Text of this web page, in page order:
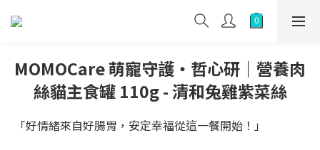
MOMOCare 萌寵守護・哲心研｜營養肉
絲貓主食罐 110g - 清和兔雞紫菜絲
「好情緒來自好腸胃，安定幸福從這一餐開始！」